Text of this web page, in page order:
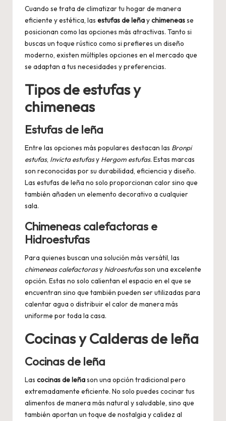
Cuando se trata de climatizar tu hogar de manera
eficiente y estética, las estufas de leñaychimeneasse
posicionan como las opciones más atractivas. Tanto si
buscas un toque rústico como si prefieres un diseño
moderno, existen múltiples opciones en el mercado que
se adaptan a tus necesidades y preferencias.
Tipos de estufas y
chimeneas
Estufas de leña
Entre las opciones más populares destacan las Bronpi
estufas, Invicta estufasy Hergom estufas. Estas marcas
son reconocidas por su durabilidad, eficiencia y diseño.
Las estufas de leña no solo proporcionan calor sino que
también añaden un elemento decorativo a cualquier
sala.
Chimeneas calefactoras e
Hidroestufas
Para quienes buscan una solución más versátil, las
chimeneas calefactorasy hidroestufasson una excelente
opción. Estas no solo calientan el espacio en el que se
encuentran sino que también pueden ser utilizadas para
calentar agua o distribuir el calor de manera más
uniforme por toda la casa.
Cocinas y Calderas de leña
Cocinas de leña
Las cocinas de leñason una opción tradicional pero
extremadamente eficiente. No solo puedes cocinar tus
alimentos de manera más natural y saludable, sino que
también aportan un toque de nostalgia y calidez al